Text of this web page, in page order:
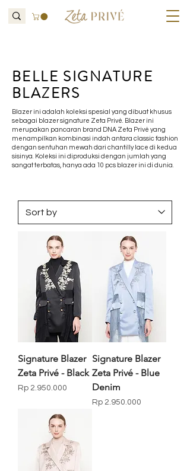
BELLE SIGNATURE
BLAZERS
Blazer ini adalah koleksi spesial yang dibuat khusus
sebagai blazer signature Zeta Privé. Blazer ini
merupakan pancaran brand DNA Zeta Privé yang
menampilkan kombinasi indah antara classic fashion
dengan sentuhan mewah dari chantilly lace di kedua
sisinya. Koleksi ini diproduksi dengan jumlah yang
sangat terbatas, hanya ada 10 pcs blazer ini di dunia.
Signature Blazer
Zeta Privé - Black
Price
Rp 2.950.000
Signature Blazer
Zeta Privé - Blue
Denim
Price
Rp 2.950.000